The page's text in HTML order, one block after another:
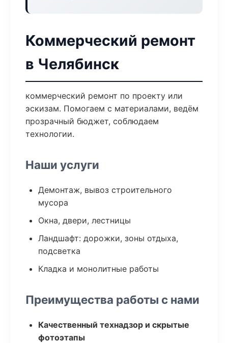
Коммерческий ремонт
в Челябинск
коммерческий ремонт по проекту или
эскизам. Помогаем с материалами, ведём
прозрачный бюджет, соблюдаем
технологии.
Наши услуги
Демонтаж, вывоз строительного
мусора
Окна, двери, лестницы
Ландшафт: дорожки, зоны отдыха,
подсветка
Кладка и монолитные работы
Преимущества работы с нами
Качественный технадзор и скрытые
фотоэтапы